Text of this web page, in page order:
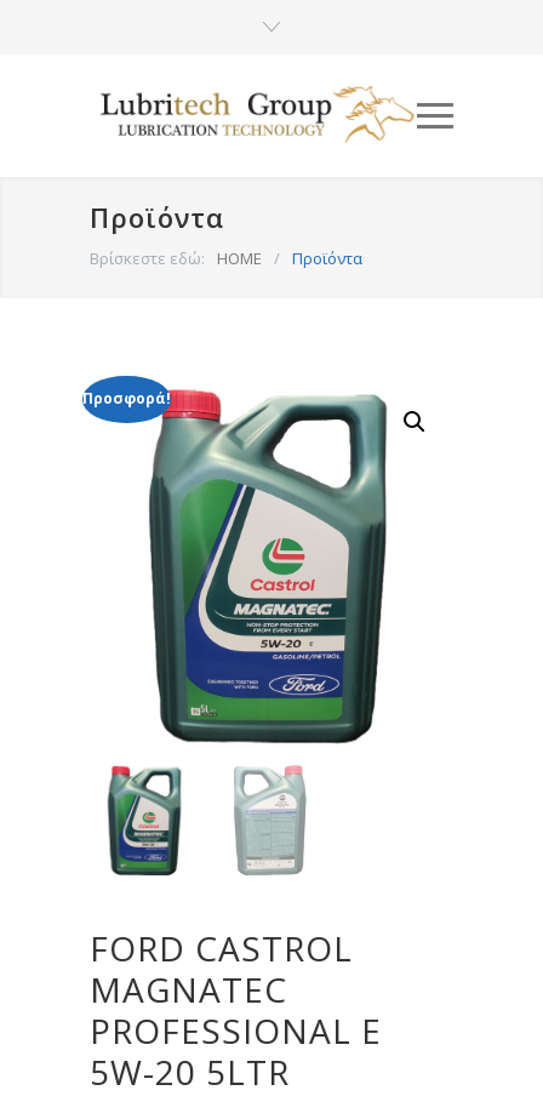
Προϊόντα
Βρίσκεστε εδώ: HOME / Προϊόντα
Προσφορά!
FORD CASTROL
MAGNATEC
PROFESSIONAL E
5W-20 5LTR